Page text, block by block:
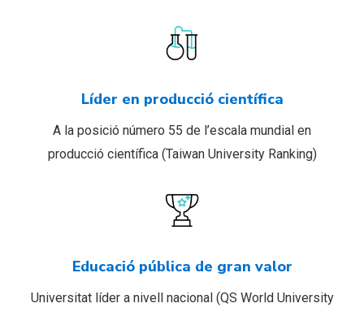
Líder en producció científica
A la posició número 55 de l’escala mundial en
producció científica (Taiwan University Ranking)
Educació pública de gran valor
Universitat líder a nivell nacional (QS World University